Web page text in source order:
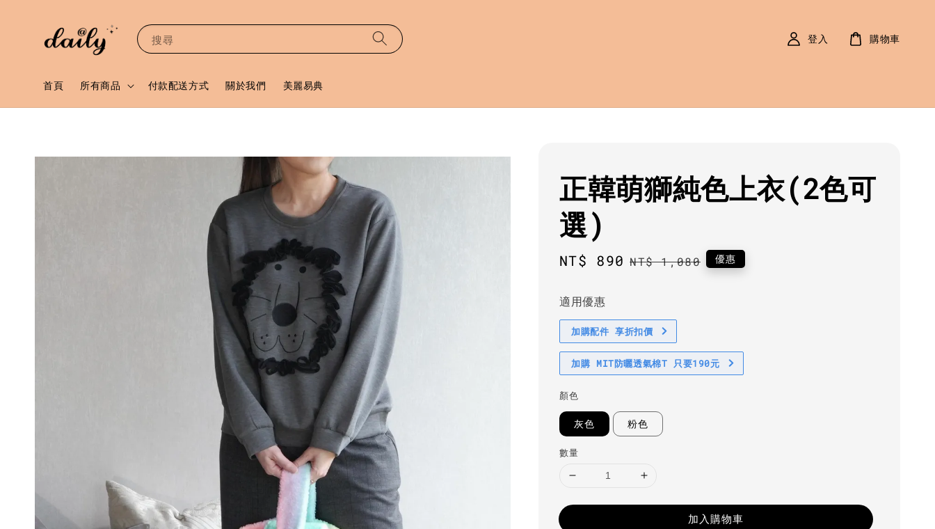
搜尋
首頁 所有商品 付款配送方式 關於我們 美麗易典
登入 購物車
正韓萌獅純色上衣(2色可
選)
Sale
NT$ 890 Regular
NT$ 1,080 優惠
適用優惠
加購配件 享折扣價
加購 MIT防曬透氣棉T 只要190元
顏色
灰色 粉色
數量
加入購物車